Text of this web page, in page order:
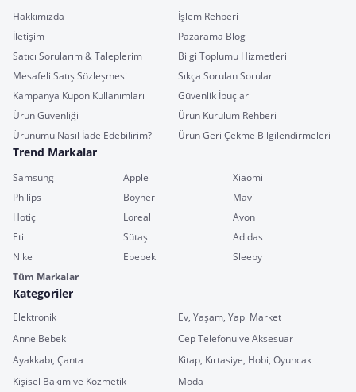
Hakkımızda
İşlem Rehberi
İletişim
Pazarama Blog
Satıcı Sorularım & Taleplerim
Bilgi Toplumu Hizmetleri
Mesafeli Satış Sözleşmesi
Sıkça Sorulan Sorular
Kampanya Kupon Kullanımları
Güvenlik İpuçları
Ürün Güvenliği
Ürün Kurulum Rehberi
Ürünümü Nasıl İade Edebilirim?
Ürün Geri Çekme Bilgilendirmeleri
Trend Markalar
Samsung Apple
Xiaomi
Philips
Boyner
Mavi
Hotiç
Loreal
Avon
Eti
Sütaş
Adidas
Nike
Ebebek
Sleepy
Tüm Markalar
Kategoriler
Elektronik
Ev, Yaşam, Yapı Market
Anne Bebek
Cep Telefonu ve Aksesuar
Ayakkabı, Çanta
Kitap, Kırtasiye, Hobi, Oyuncak
Kişisel Bakım ve Kozmetik
Moda